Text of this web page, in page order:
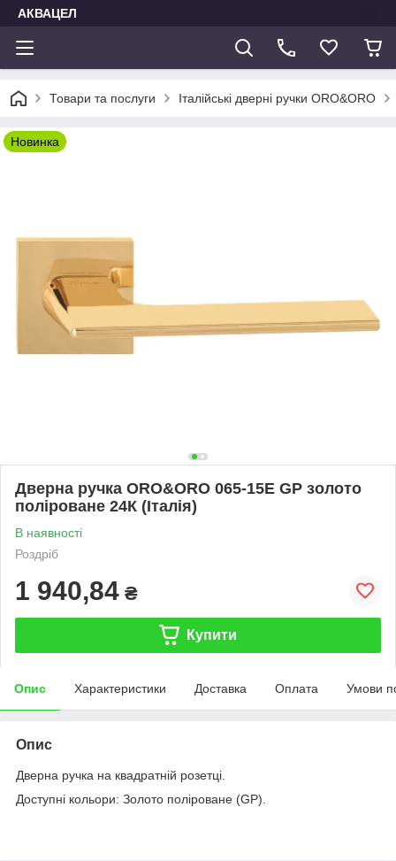
АКВАЦЕЛ
Товари та послуги Італійські дверні ручки ORO&ORO
Новинка
Дверна ручка ORO&ORO 065-15E GP золото
поліроване 24К (Італія)
В наявності
Роздріб
1 940,84 ₴
Купити
Опис Характеристики Доставка Оплата Умови
Опис
Дверна ручка на квадратній розетці.
Доступні кольори: Золото поліроване (GP).